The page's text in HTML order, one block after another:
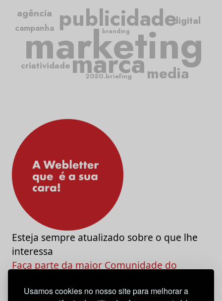
Usamos cookies no nosso site para melhorar a
marketing
publicidade
marca
criatividade
campanha
media
agência
digital
2050.briefing
branding
Esteja sempre atualizado sobre o que lhe
interessa
Faça parte da maior Comunidade do